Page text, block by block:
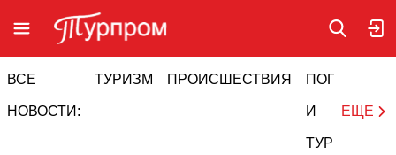
ВСЕ
НОВОСТИ:
ТУРИЗМ ПРОИСШЕСТВИЯ ПОГОДА
И
ТУРИЗМ
ЕЩЕ